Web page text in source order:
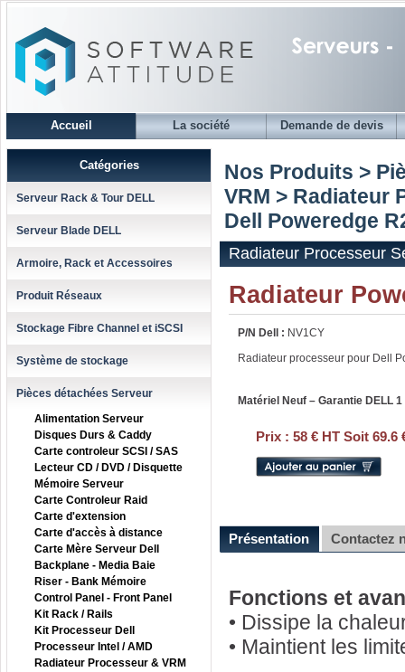
Accueil La société Demande de devis
Catégories
Serveur Rack & Tour DELL
Serveur Blade DELL
Armoire, Rack et Accessoires
Produit Réseaux
Stockage Fibre Channel et iSCSI
Système de stockage
Pièces détachées Serveur
Alimentation Serveur
Disques Durs & Caddy
Carte controleur SCSI / SAS
Lecteur CD / DVD / Disquette
Mémoire Serveur
Carte Controleur Raid
Carte d'extension
Carte d'accès à distance
Carte Mère Serveur Dell
Backplane - Media Baie
Riser - Bank Mémoire
Control Panel - Front Panel
Kit Rack / Rails
Kit Processeur Dell
Processeur Intel / AMD
Radiateur Processeur & VRM
Nos Produits >
VRM > Radiateur
Dell Poweredge
Radiateur Processeur
Radiateur
P/N Dell : NV1CY
Radiateur processeur pour Dell
Matériel Neuf – Garantie DELL 1
Prix : 58 € HT Soit 69.6
Présentation Contactez
Fonctions et
• Dissipe la
• Maintient les